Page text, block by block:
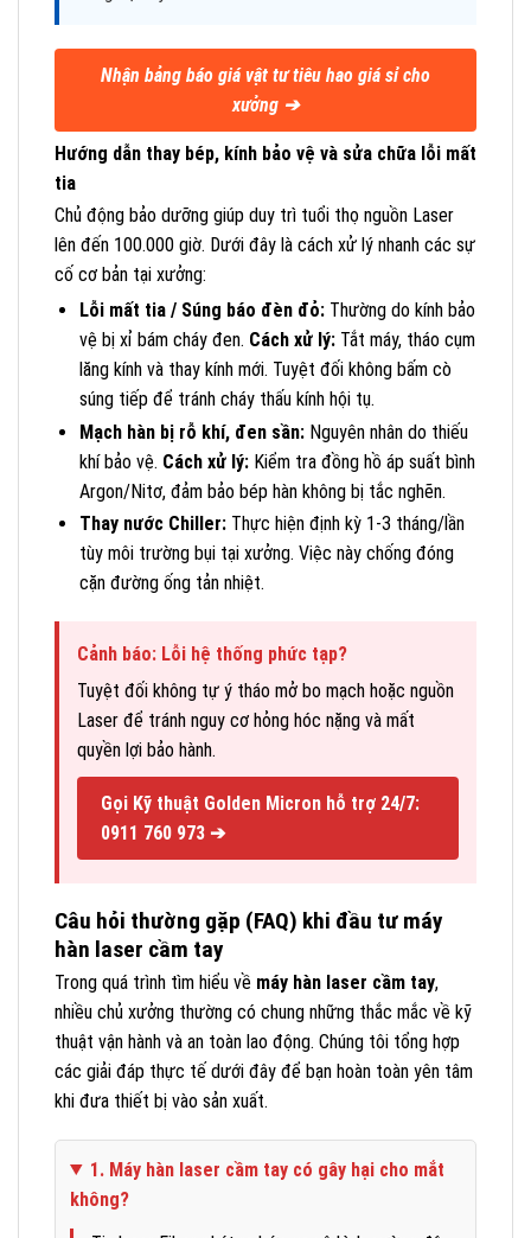
Nhận bảng báo giá vật tư tiêu hao giá sỉ cho
xưởng ➔
Hướng dẫn thay bép, kính bảo vệ và sửa chữa lỗi mất
tia
Chủ động bảo dưỡng giúp duy trì tuổi thọ nguồn Laser
lên đến 100.000 giờ. Dưới đây là cách xử lý nhanh các sự
cố cơ bản tại xưởng:
Lỗi mất tia / Súng báo đèn đỏ:Thường do kính bảo
vệ bị xỉ bám cháy đen. Cách xử lý:Tắt máy, tháo cụm
lăng kính và thay kính mới. Tuyệt đối không bấm cò
súng tiếp để tránh cháy thấu kính hội tụ.
Mạch hàn bị rỗ khí, đen sần:Nguyên nhân do thiếu
khí bảo vệ. Cách xử lý:Kiểm tra đồng hồ áp suất bình
Argon/Nitơ, đảm bảo bép hàn không bị tắc nghẽn.
Thay nước Chiller:Thực hiện định kỳ 1-3 tháng/lần
tùy môi trường bụi tại xưởng. Việc này chống đóng
cặn đường ống tản nhiệt.
Cảnh báo: Lỗi hệ thống phức tạp?
Tuyệt đối không tự ý tháo mở bo mạch hoặc nguồn
Laser để tránh nguy cơ hỏng hóc nặng và mất
quyền lợi bảo hành.
Gọi Kỹ thuật Golden Micron hỗ trợ 24/7:
0911 760 973 ➔
Câu hỏi thường gặp (FAQ) khi đầu tư máy
hàn laser cầm tay
Trong quá trình tìm hiểu về máy hàn laser cầm tay,
nhiều chủ xưởng thường có chung những thắc mắc về kỹ
thuật vận hành và an toàn lao động. Chúng tôi tổng hợp
các giải đáp thực tế dưới đây để bạn hoàn toàn yên tâm
khi đưa thiết bị vào sản xuất.
1. Máy hàn laser cầm tay có gây hại cho mắt
không?